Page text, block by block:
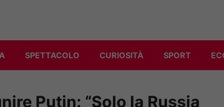
SPETTACOLO CURIOSITÀ SPORT
Putin: “Solo la Russia